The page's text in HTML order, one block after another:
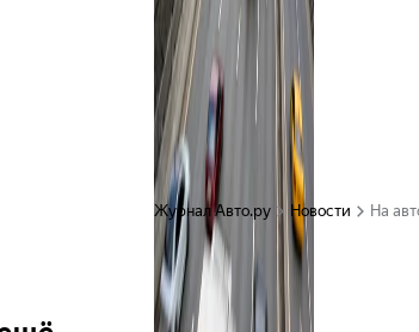
Журнал Авто.ру Новости На